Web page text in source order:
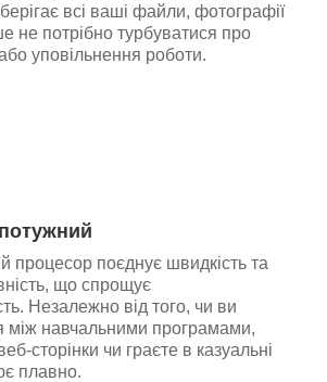
всі ваші файли, фотографії
не потрібно турбуватися про
уповільнення роботи.
процесор поєднує швидкість та
що спрощує
Незалежно від того, чи ви
між навчальними програмами,
сторінки чи граєте в казуальні
плавно.